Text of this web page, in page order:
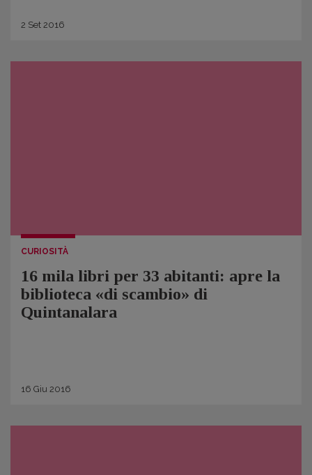
2 Set 2016
CURIOSITÀ
16 mila libri per 33 abitanti: apre la
biblioteca «di scambio» di
Quintanalara
16 Giu 2016